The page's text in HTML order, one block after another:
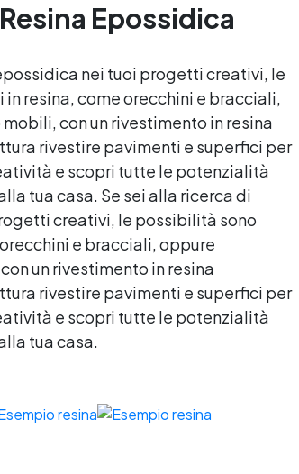
✅
Sistema
✅
in
da 2m² a
gamma di
per colate di stampi e
inglobamenti Certificata
contatto con la pelle, BPA
VoC Free
Resina Epossidica
nei tuoi progetti creativi, le
resina, come orecchini e bracciali,
con un rivestimento inresina
rivestire pavimenti e superfici per
e scopri tutte le potenzialità
tua casa. Se sei alla ricerca di
creativi, le possibilità sono
e bracciali, oppure
un rivestimento inresina
rivestire pavimenti e superfici per
e scopri tutte le potenzialità
tua casa.